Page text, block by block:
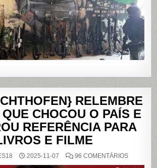
PENHA,
NO
RIO
RELEMBRE
CHOCOU O PAÍS E
REFERÊNCIA PARA
E FILME
2025-11-07 96 COMENTÁRIOSEM